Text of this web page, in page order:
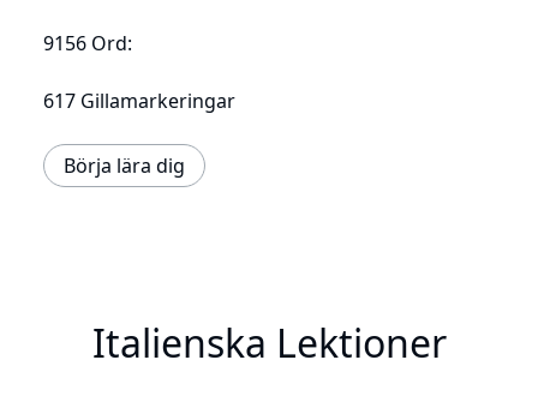
9156 Ord:
617 Gillamarkeringar
Börja lära dig
Italienska Lektioner